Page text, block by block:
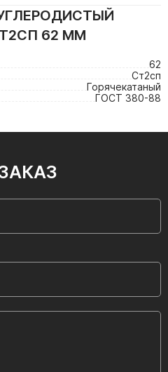
62 ММ
62
Ст2сп
Горячекатаный
ГОСТ 380-88